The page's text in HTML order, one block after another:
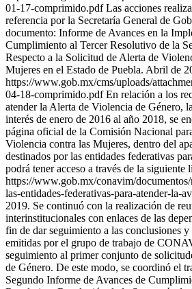
01-17-comprimido.pdf Las acciones
referencia por la Secretaría General de
documento: Informe de Avances en la
Cumplimiento al Tercer Resolutivo de la
Respecto a la Solicitud de Alerta de
Mujeres en el Estado de Puebla. Abril de
https://www.gob.mx/cms/uploads/
04-18-comprimido.pdf En relación a los
atender la Alerta de Violencia de Género,
interés de enero de 2016 al año 2018, se
página oficial de la Comisión Nacional
Violencia contra las Mujeres, dentro del
destinados por las entidades federativas
podrá tener acceso a través de la siguiente
https://www.gob.mx/conavim/
las-entidades-federativas-para-atender-la-
2019. Se continuó con la realización de
interinstitucionales con enlaces de las
fin de dar seguimiento a las conclusiones y
emitidas por el grupo de trabajo de
seguimiento al primer conjunto de
de Género. De este modo, se coordinó el
Segundo Informe de Avances de